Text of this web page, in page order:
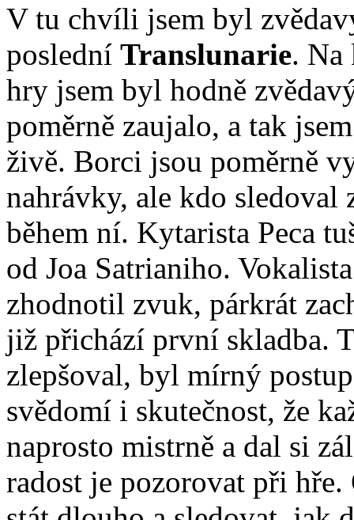
V tu chvíli jsem byl
poslední Translunarie. Na
hry jsem byl hodně
poměrně zaujalo, a tak
živě. Borci jsou poměrně
nahrávky, ale kdo
během ní. Kytarista Peca
od Joa Satrianiho.
zhodnotil zvuk, párkrát
již přichází první skladba.
zlepšoval, byl mírný
svědomí i skutečnost, že
naprosto mistrně a dal si
radost je pozorovat při